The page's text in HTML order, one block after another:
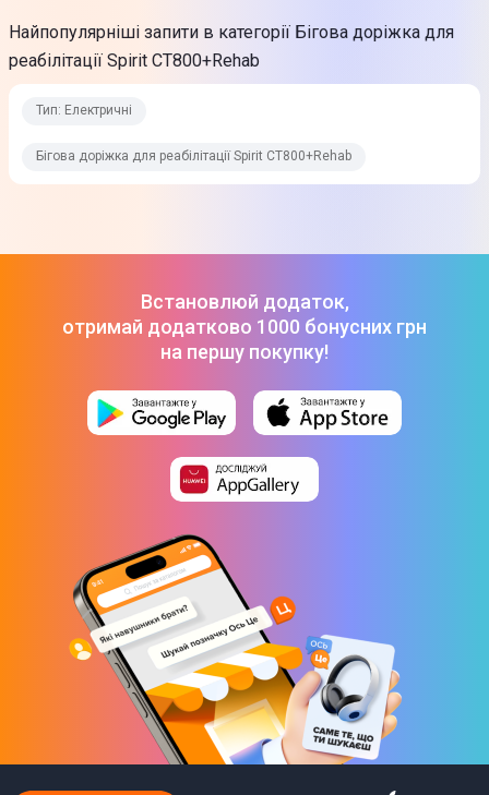
Швидкість
Додаткові характеристики
Регулювання кута нахилу
Потужність двигуна
Максимальна вага користувача
Максимальна швидкість
Довжина бігового полотна
1530 мм
Ширина бігового полотна
560 мм
Транспортувальні ролики
Тримач для пляшки
Найпопулярніші запити в категорії Бігова доріжка для
реабілітації Spirit CT800+Rehab
Тип: Електричні
Бігова доріжка для реабілітації Spirit CT800+Rehab
Встановлюй додаток,
отримай додатково 1000 бонусних грн
на першу покупку!